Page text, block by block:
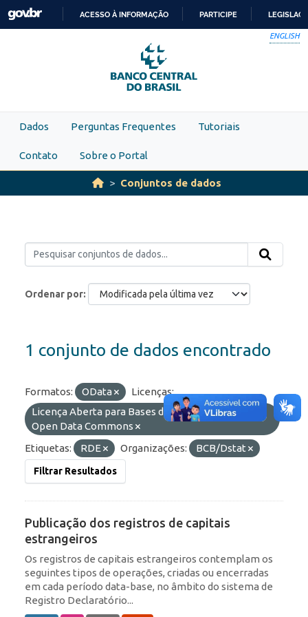
Skip to main content
PARA
O
CONTEÚDO
ACESSO À INFORMAÇÃO PARTICIPE
ENGLISH
Dados Perguntas Frequentes Tutoriais
Contato Sobre o Portal
Conjuntos de dados
Ordenar por
1 conjunto de dados encontrado
Formatos: OData
Licenças:
Licença Aberta para Bases de Dados (ODbL) do
Open Data Commons
Etiquetas:
RDE Organizações: BCB/Dstat
Filtrar Resultados
Publicação dos registros de capitais
estrangeiros
Os registros de capitais estrangeiros contemplam os
seguintes tipos de operações, criadas ou encerradas
em cada período data-base, no âmbito do sistema de
Registro Declaratório...